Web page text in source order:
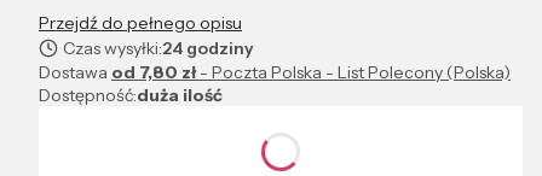
Przejdź do pełnego opisu
Czas wysyłki:24 godziny
Dostawa od 7,80 zł- Poczta Polska - List Polecony (Polska)
Dostępność:duża ilość
Poszczególne warianty mogą różnić się ceną